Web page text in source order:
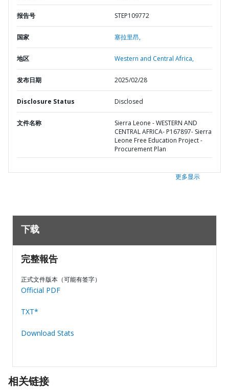
报告号 STEP109772
国家 塞拉里昂,
地区 Western and Central Africa,
发布日期 2025/02/28
Disclosure Status Disclosed
文件名称
Sierra Leone - WESTERN AND
CENTRAL AFRICA- P167897- Sierra
Leone Free Education Project -
Procurement Plan
更多显示
下载
完整報告
正式文件版本（可能有签字）
Official PDF
TXT*
Download Stats
相关链接